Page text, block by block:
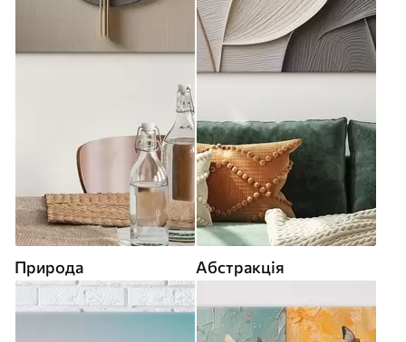
Природа Абстракція